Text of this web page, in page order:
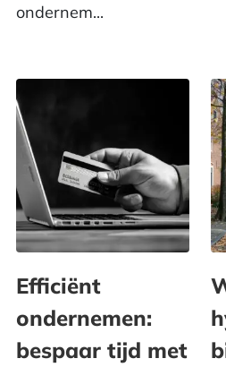
ondernem...
Efficiënt
ondernemen:
bespaar tijd met